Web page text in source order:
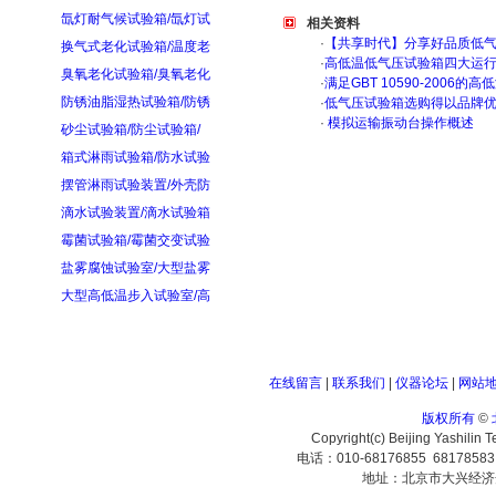
氙灯耐气候试验箱/氙灯试
换气式老化试验箱/温度老
臭氧老化试验箱/臭氧老化
防锈油脂湿热试验箱/防锈
砂尘试验箱/防尘试验箱/
箱式淋雨试验箱/防水试验
摆管淋雨试验装置/外壳防
滴水试验装置/滴水试验箱
霉菌试验箱/霉菌交变试验
盐雾腐蚀试验室/大型盐雾
大型高低温步入试验室/高
相关资料
· 【共享时代】分享好品质低
·高低温低气压试验箱四大运
·满足GBT 10590-2006的高
·低气压试验箱选购得以品牌
· 模拟运输振动台操作概述
在线留言| 联系我们 仪器论坛| 网站
版权所有©
Copyright(c) Beijing Yashilin
电话：010-68176855
地址：北京市大兴经